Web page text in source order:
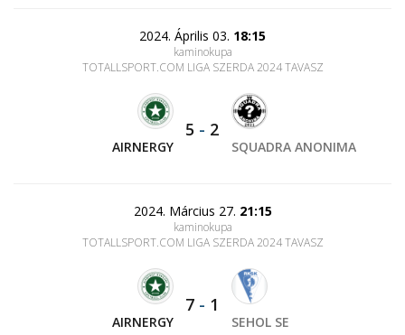
2024. Április 03. 18:15
kaminokupa
TOTALLSPORT.COM LIGA SZERDA 2024 TAVASZ
AIRNERGY
5 - 2
SQUADRA ANONIMA
2024. Március 27. 21:15
kaminokupa
TOTALLSPORT.COM LIGA SZERDA 2024 TAVASZ
AIRNERGY
7 - 1
SEHOL SE